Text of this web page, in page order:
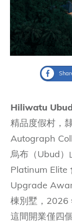
Hiliwatu
精品度假村，
Autograph
烏布（Ubud
Platinum Elite
Upgrade
棟別墅，2026
這間開業僅四